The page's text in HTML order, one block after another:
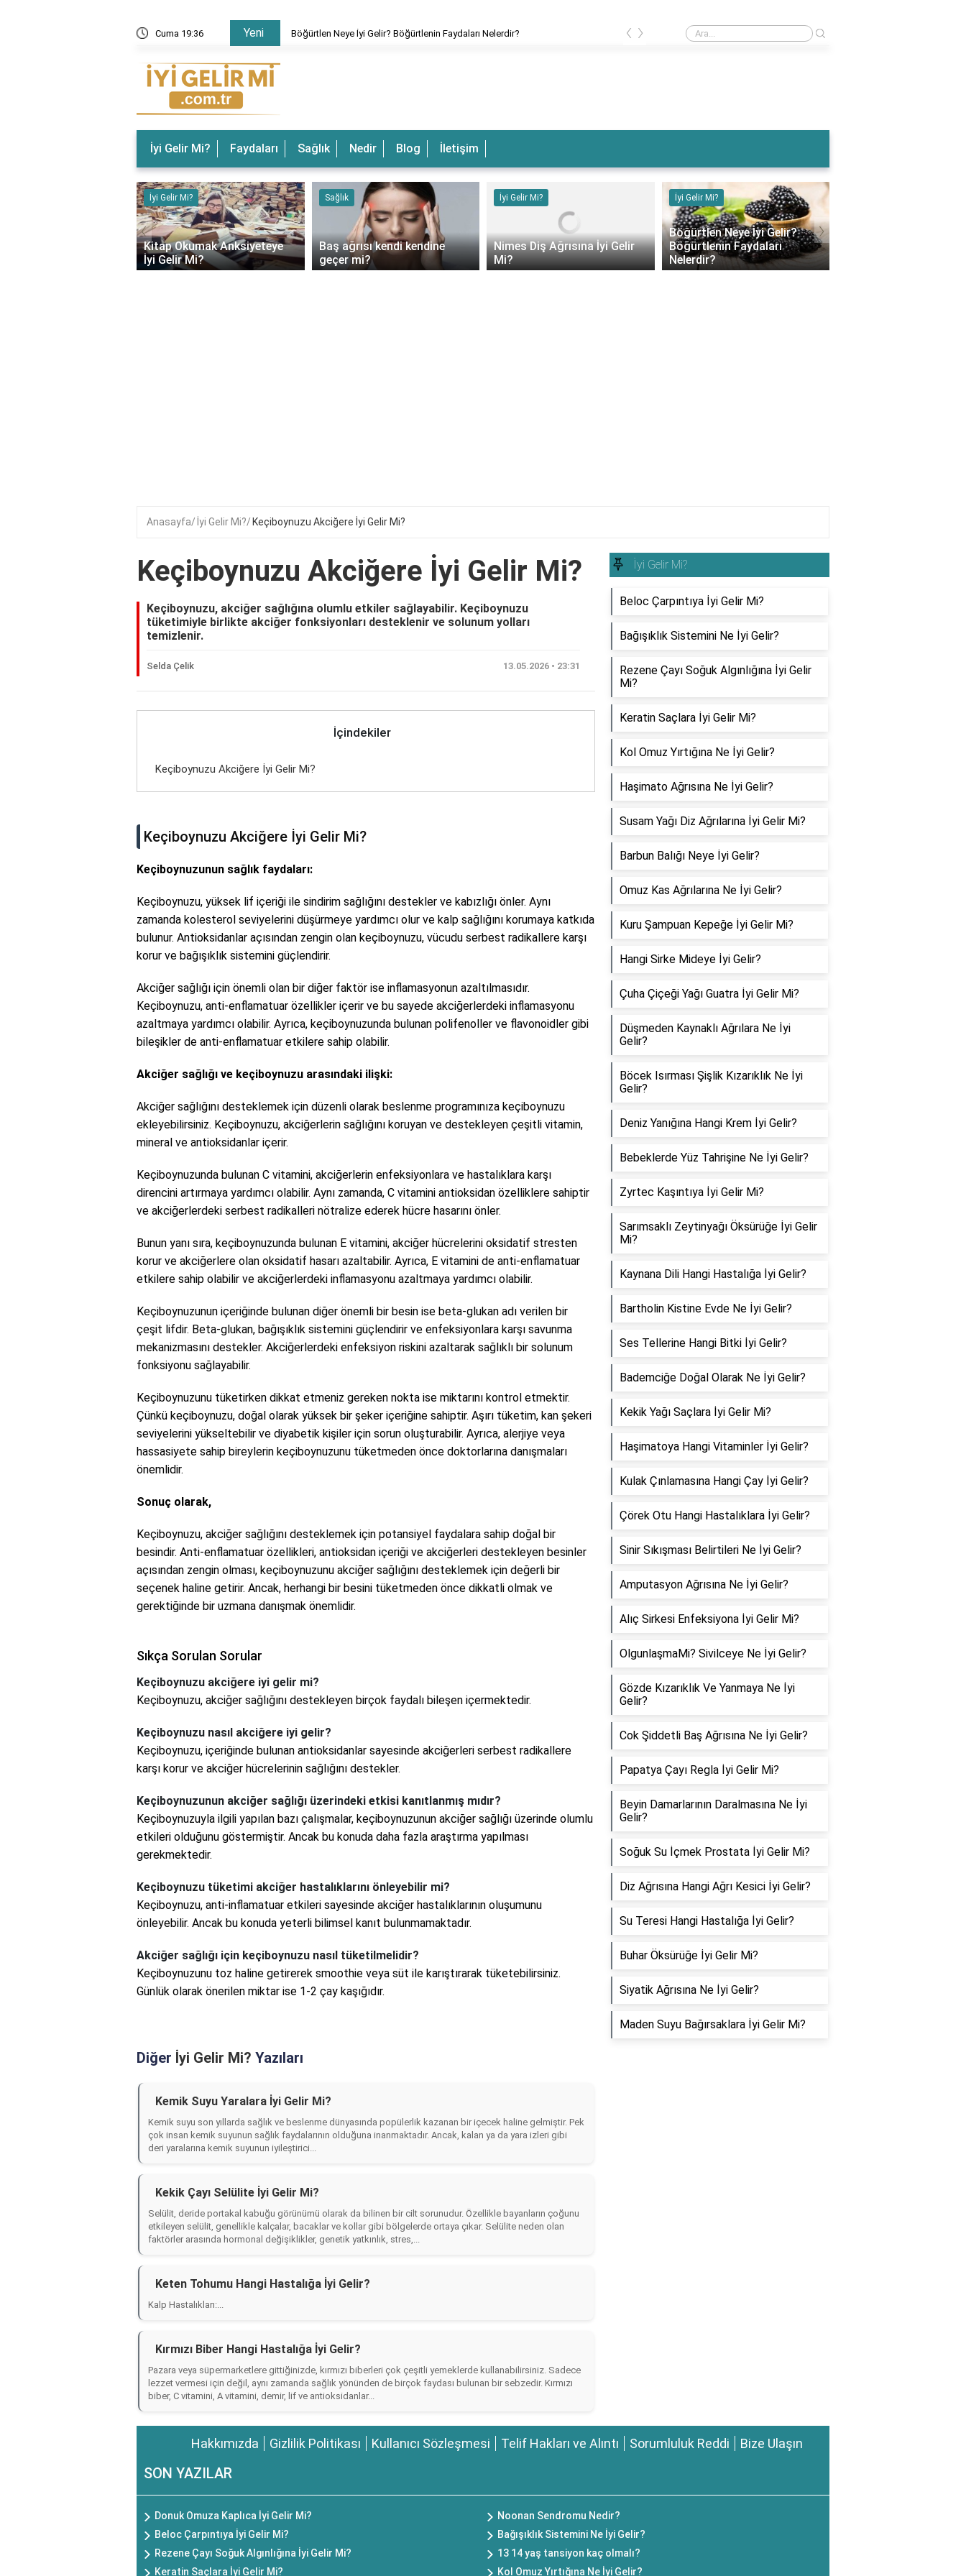
Cuma 19:36 Yeni
Böğürtlenin Faydaları Nelerdir? Böğürtlen Neye İyi Gelir? Böğürtlenin Faydaları Nelerdir? Muz Karın Ağrısına İyi Gelir Mi?
‹ ›
İyi Gelir Mi? Faydaları Sağlık Nedir Blog İletişim
İyi Gelir Mi?
Kitap Okumak Anksiyeteye
İyi Gelir Mi?
Sağlık
Baş ağrısı kendi kendine
geçer mi?
İyi Gelir Mi?
Nimes Diş Ağrısına İyi Gelir
Mi?
İyi Gelir Mi?
Böğürtlen Neye İyi Gelir?
Böğürtlenin Faydaları
Nelerdir?
‹ ›
Anasayfa İyi Gelir Mi? Keçiboynuzu Akciğere İyi Gelir Mi?
Keçiboynuzu Akciğere İyi Gelir Mi?
Keçiboynuzu, akciğer sağlığına olumlu etkiler sağlayabilir. Keçiboynuzu
tüketimiyle birlikte akciğer fonksiyonları desteklenir ve solunum yolları
temizlenir.
Selda Çelik 13.05.2026 • 23:31
İçindekiler
Keçiboynuzu Akciğere İyi Gelir Mi?
Keçiboynuzu Akciğere İyi Gelir Mi?
Keçiboynuzunun sağlık faydaları:
Keçiboynuzu, yüksek lif içeriği ile sindirim sağlığını destekler ve kabızlığı önler. Aynı
zamanda kolesterol seviyelerini düşürmeye yardımcı olur ve kalp sağlığını korumaya katkıda
bulunur. Antioksidanlar açısından zengin olan keçiboynuzu, vücudu serbest radikallere karşı
korur ve bağışıklık sistemini güçlendirir.
Akciğer sağlığı için önemli olan bir diğer faktör ise inflamasyonun azaltılmasıdır.
Keçiboynuzu, anti-enflamatuar özellikler içerir ve bu sayede akciğerlerdeki inflamasyonu
azaltmaya yardımcı olabilir. Ayrıca, keçiboynuzunda bulunan polifenoller ve flavonoidler gibi
bileşikler de anti-enflamatuar etkilere sahip olabilir.
Akciğer sağlığı ve keçiboynuzu arasındaki ilişki:
Akciğer sağlığını desteklemek için düzenli olarak beslenme programınıza keçiboynuzu
ekleyebilirsiniz. Keçiboynuzu, akciğerlerin sağlığını koruyan ve destekleyen çeşitli vitamin,
mineral ve antioksidanlar içerir.
Keçiboynuzunda bulunan C vitamini, akciğerlerin enfeksiyonlara ve hastalıklara karşı
direncini artırmaya yardımcı olabilir. Aynı zamanda, C vitamini antioksidan özelliklere sahiptir
ve akciğerlerdeki serbest radikalleri nötralize ederek hücre hasarını önler.
Bunun yanı sıra, keçiboynuzunda bulunan E vitamini, akciğer hücrelerini oksidatif stresten
korur ve akciğerlere olan oksidatif hasarı azaltabilir. Ayrıca, E vitamini de anti-enflamatuar
etkilere sahip olabilir ve akciğerlerdeki inflamasyonu azaltmaya yardımcı olabilir.
Keçiboynuzunun içeriğinde bulunan diğer önemli bir besin ise beta-glukan adı verilen bir
çeşit lifdir. Beta-glukan, bağışıklık sistemini güçlendirir ve enfeksiyonlara karşı savunma
mekanizmasını destekler. Akciğerlerdeki enfeksiyon riskini azaltarak sağlıklı bir solunum
fonksiyonu sağlayabilir.
Keçiboynuzunu tüketirken dikkat etmeniz gereken nokta ise miktarını kontrol etmektir.
Çünkü keçiboynuzu, doğal olarak yüksek bir şeker içeriğine sahiptir. Aşırı tüketim, kan şekeri
seviyelerini yükseltebilir ve diyabetik kişiler için sorun oluşturabilir. Ayrıca, alerjiye veya
hassasiyete sahip bireylerin keçiboynuzunu tüketmeden önce doktorlarına danışmaları
önemlidir.
Sonuç olarak,
Keçiboynuzu, akciğer sağlığını desteklemek için potansiyel faydalara sahip doğal bir
besindir. Anti-enflamatuar özellikleri, antioksidan içeriği ve akciğerleri destekleyen besinler
açısından zengin olması, keçiboynuzunu akciğer sağlığını desteklemek için değerli bir
seçenek haline getirir. Ancak, herhangi bir besini tüketmeden önce dikkatli olmak ve
gerektiğinde bir uzmana danışmak önemlidir.
Sıkça Sorulan Sorular
Keçiboynuzu akciğere iyi gelir mi?
Keçiboynuzu, akciğer sağlığını destekleyen birçok faydalı bileşen içermektedir.
Keçiboynuzu nasıl akciğere iyi gelir?
Keçiboynuzu, içeriğinde bulunan antioksidanlar sayesinde akciğerleri serbest radikallere
karşı korur ve akciğer hücrelerinin sağlığını destekler.
Keçiboynuzunun akciğer sağlığı üzerindeki etkisi kanıtlanmış mıdır?
Keçiboynuzuyla ilgili yapılan bazı çalışmalar, keçiboynuzunun akciğer sağlığı üzerinde olumlu
etkileri olduğunu göstermiştir. Ancak bu konuda daha fazla araştırma yapılması
gerekmektedir.
Keçiboynuzu tüketimi akciğer hastalıklarını önleyebilir mi?
Keçiboynuzu, anti-inflamatuar etkileri sayesinde akciğer hastalıklarının oluşumunu
önleyebilir. Ancak bu konuda yeterli bilimsel kanıt bulunmamaktadır.
Akciğer sağlığı için keçiboynuzu nasıl tüketilmelidir?
Keçiboynuzunu toz haline getirerek smoothie veya süt ile karıştırarak tüketebilirsiniz.
Günlük olarak önerilen miktar ise 1-2 çay kaşığıdır.
Diğer İyi Gelir Mi? Yazıları
Kemik Suyu Yaralara İyi Gelir Mi?
Kemik suyu son yıllarda sağlık ve beslenme dünyasında popülerlik kazanan bir içecek haline gelmiştir. Pek
çok insan kemik suyunun sağlık faydalarının olduğuna inanmaktadır. Ancak, kalan ya da yara izleri gibi
deri yaralarına kemik suyunun iyileştirici...
Kekik Çayı Selülite İyi Gelir Mi?
Selülit, deride portakal kabuğu görünümü olarak da bilinen bir cilt sorunudur. Özellikle bayanların çoğunu
etkileyen selülit, genellikle kalçalar, bacaklar ve kollar gibi bölgelerde ortaya çıkar. Selülite neden olan
faktörler arasında hormonal değişiklikler, genetik yatkınlık, stres,...
Keten Tohumu Hangi Hastalığa İyi Gelir?
Kalp Hastalıkları:...
Kırmızı Biber Hangi Hastalığa İyi Gelir?
Pazara veya süpermarketlere gittiğinizde, kırmızı biberleri çok çeşitli yemeklerde kullanabilirsiniz. Sadece
lezzet vermesi için değil, aynı zamanda sağlık yönünden de birçok faydası bulunan bir sebzedir. Kırmızı
biber, C vitamini, A vitamini, demir, lif ve antioksidanlar...
İyi Gelir Mi?
Beloc Çarpıntıya İyi Gelir Mi?
Bağışıklık Sistemini Ne İyi Gelir?
Rezene Çayı Soğuk Algınlığına İyi Gelir
Mi?
Keratin Saçlara İyi Gelir Mi?
Kol Omuz Yırtığına Ne İyi Gelir?
Haşimato Ağrısına Ne İyi Gelir?
Susam Yağı Diz Ağrılarına İyi Gelir Mi?
Barbun Balığı Neye İyi Gelir?
Omuz Kas Ağrılarına Ne İyi Gelir?
Kuru Şampuan Kepeğe İyi Gelir Mi?
Hangi Sirke Mideye İyi Gelir?
Çuha Çiçeği Yağı Guatra İyi Gelir Mi?
Düşmeden Kaynaklı Ağrılara Ne İyi
Gelir?
Böcek Isırması Şişlik Kızarıklık Ne İyi
Gelir?
Deniz Yanığına Hangi Krem İyi Gelir?
Bebeklerde Yüz Tahrişine Ne İyi Gelir?
Zyrtec Kaşıntıya İyi Gelir Mi?
Sarımsaklı Zeytinyağı Öksürüğe İyi Gelir
Mi?
Kaynana Dili Hangi Hastalığa İyi Gelir?
Bartholin Kistine Evde Ne İyi Gelir?
Ses Tellerine Hangi Bitki İyi Gelir?
Bademciğe Doğal Olarak Ne İyi Gelir?
Kekik Yağı Saçlara İyi Gelir Mi?
Haşimatoya Hangi Vitaminler İyi Gelir?
Kulak Çınlamasına Hangi Çay İyi Gelir?
Çörek Otu Hangi Hastalıklara İyi Gelir?
Sinir Sıkışması Belirtileri Ne İyi Gelir?
Amputasyon Ağrısına Ne İyi Gelir?
Alıç Sirkesi Enfeksiyona İyi Gelir Mi?
OlgunlaşmaMi? Sivilceye Ne İyi Gelir?
Gözde Kızarıklık Ve Yanmaya Ne İyi
Gelir?
Cok Şiddetli Baş Ağrısına Ne İyi Gelir?
Papatya Çayı Regla İyi Gelir Mi?
Beyin Damarlarının Daralmasına Ne İyi
Gelir?
Soğuk Su İçmek Prostata İyi Gelir Mi?
Diz Ağrısına Hangi Ağrı Kesici İyi Gelir?
Su Teresi Hangi Hastalığa İyi Gelir?
Buhar Öksürüğe İyi Gelir Mi?
Siyatik Ağrısına Ne İyi Gelir?
Maden Suyu Bağırsaklara İyi Gelir Mi?
Hakkımızda Gizlilik Politikası Kullanıcı Sözleşmesi Telif Hakları ve Alıntı Sorumluluk Reddi Bize Ulaşın
SON YAZILAR
Donuk Omuza Kaplıca İyi Gelir Mi?
Noonan Sendromu Nedir?
Beloc Çarpıntıya İyi Gelir Mi?
Bağışıklık Sistemini Ne İyi Gelir?
Rezene Çayı Soğuk Algınlığına İyi Gelir Mi?
13 14 yaş tansiyon kaç olmalı?
Keratin Saçlara İyi Gelir Mi?
Kol Omuz Yırtığına Ne İyi Gelir?